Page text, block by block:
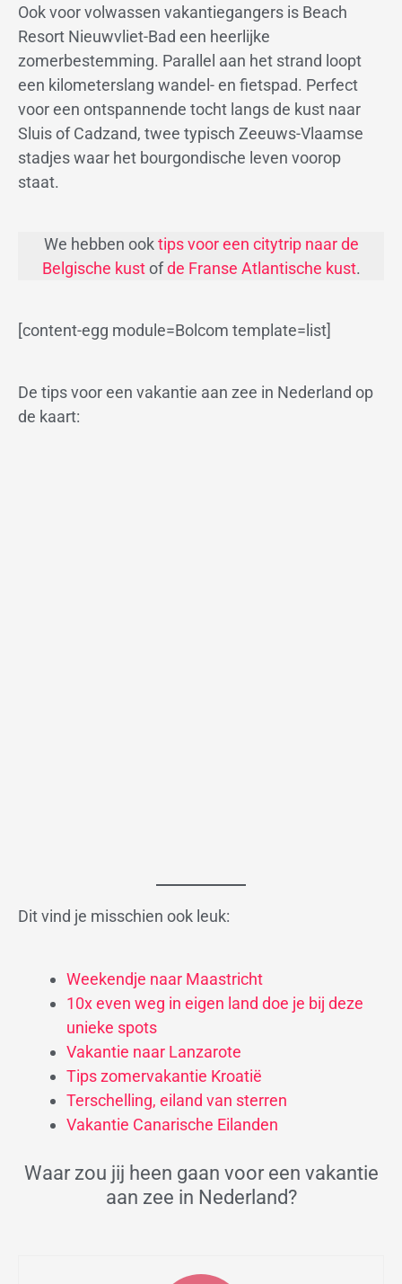
Ook voor volwassen vakantiegangers is Beach
Resort Nieuwvliet-Bad een heerlijke
zomerbestemming. Parallel aan het strand loopt
een kilometerslang wandel- en fietspad. Perfect
voor een ontspannende tocht langs de kust naar
Sluis of Cadzand, twee typisch Zeeuws-Vlaamse
stadjes waar het bourgondische leven voorop
staat.
We hebben ooktips voor een citytrip naar de
Belgische kustofde Franse Atlantische kust.
[content-egg module=Bolcom template=list]
De tips voor een vakantie aan zee in Nederland op
de kaart:
Dit vind je misschien ook leuk:
Weekendje naar Maastricht
10x even weg in eigen land doe je bij deze
unieke spots
Vakantie naar Lanzarote
Tips zomervakantie Kroatië
Terschelling, eiland van sterren
Vakantie Canarische Eilanden
Waar zou jij heen gaan voor een vakantie
aan zee in Nederland?